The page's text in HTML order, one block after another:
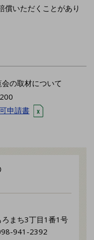
償いただくことがあり
の取材について
申請書
まち3丁目1番1号
941-2392